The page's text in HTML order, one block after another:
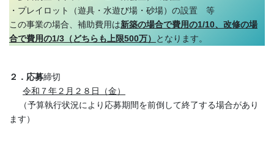
・プレイロット（遊具・水遊び場・砂場）の設置 等
この事業の場合、補助費用は新築の場合で費用の1/10、改修の場
合で費用の1/3（どちらも上限500万）
となります。
２．応募締切
令和７年２月２８日（金）
（予算執行状況により応募期間を前倒して終了する場合があり
ます）